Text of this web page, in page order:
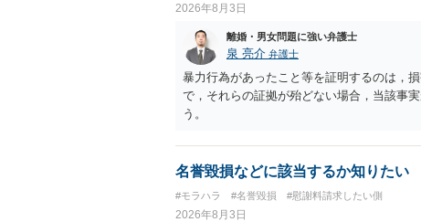
2026年8月3日
離婚・男女問題に強い弁護士
泉 亮介 弁護士
暴力行為があったこと等を証明するのは，
で，それらの証拠が殆どない場合，当該事
う。
名誉毀損などに該当するか知りたい
#モラハラ #名誉毀損 #慰謝料請求したい側
2026年8月3日